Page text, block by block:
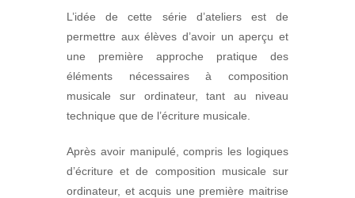
L’idée de cette série d’ateliers est de
permettre aux élèves d’avoir un aperçu et
une première approche pratique des
éléments nécessaires à composition
musicale sur ordinateur, tant au niveau
technique que de l’écriture musicale.
Après avoir manipulé, compris les logiques
d’écriture et de composition musicale sur
ordinateur, et acquis une première maitrise